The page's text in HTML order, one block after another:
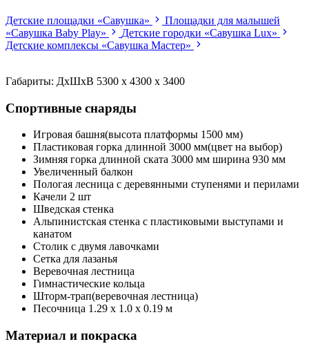
Детские площадки «Савушка»
Площадки для малышей
«Савушка Baby Play»
Детские городки «Савушка Lux»
Детские комплексы «Савушка Мастер»
Габариты: ДхШхВ 5300 х 4300 х 3400
Спортивные снаряды
Игровая башня(высота платформы 1500 мм)
Пластиковая горка длинной 3000 мм(цвет на выбор)
Зимняя горка длинной ската 3000 мм ширина 930 мм
Увеличенный балкон
Пологая лесница с деревянными ступенями и перилами
Качели 2 шт
Шведская стенка
Альпинистская стенка с пластиковыми выступами и
канатом
Столик с двумя лавочками
Сетка для лазанья
Веревочная лестница
Гимнастические кольца
Шторм-трап(веревочная лестница)
Песочница 1.29 х 1.0 х 0.19 м
Материал и покраска